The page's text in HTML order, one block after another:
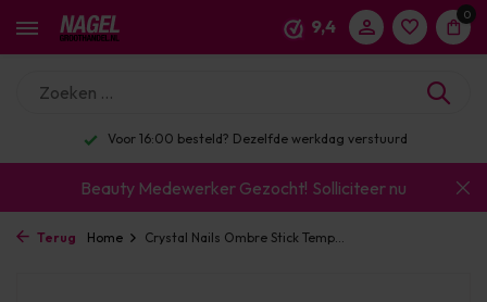
9,4
0
Voor 16:00 besteld? Dezelfde werkdag verstuurd
Beauty Medewerker Gezocht! Solliciteer nu
Terug Home Crystal Nails Ombre Stick Temp...